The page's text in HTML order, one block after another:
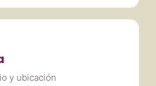
y ubicación